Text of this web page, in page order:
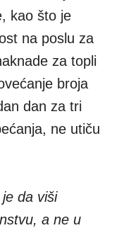
kao što je
na poslu za
za topli
broja
dan za tri
ne utiču
da viši
a ne u